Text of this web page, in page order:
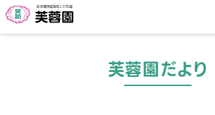
芙蓉園だより